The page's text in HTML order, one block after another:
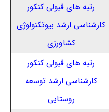
رتبه های قبولی کنکور
کارشناسی ارشد بیوتکنولوژی
کشاورزی
رتبه های قبولی کنکور
کارشناسی ارشد توسعه
روستایی